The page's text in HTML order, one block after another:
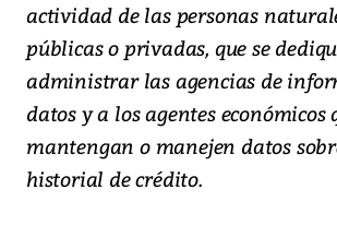
actividad de las personas
públicas o privadas, que se
administrar las agencias de
datos y a los agentes económicos
mantengan o manejen datos
historial de crédito.